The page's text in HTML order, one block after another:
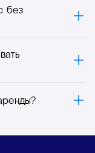
без